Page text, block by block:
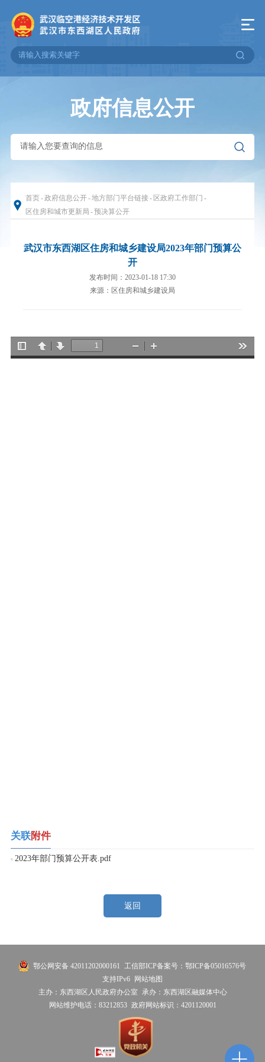
政府信息公开
首页-政府信息公开-地方部门平台链接- 区政府工作部门 -
区住房和城市更新局 -预决算公开
武汉市东西湖区住房和城乡建设局2023年部门预算公
开
发布时间：2023-01-18 17:30
来源：区住房和城乡建设局
关联附件
2023年部门预算公开表.pdf
返回
鄂公网安备 42011202000161
工信部ICP备案号：鄂ICP备05016576号
支持IPv6 网站地图
主办：东西湖区人民政府办公室
承办：东西湖区融媒体中心
网站维护电话：83212853 政府网站标识：4201120001